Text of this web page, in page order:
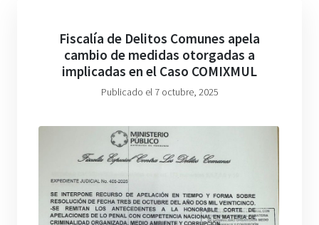
Fiscalía de Delitos Comunes apela
cambio de medidas otorgadas a
implicadas en el Caso COMIXMUL
Publicado el 7 octubre, 2025